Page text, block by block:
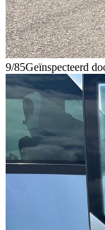
9/85Geïnspecteerd